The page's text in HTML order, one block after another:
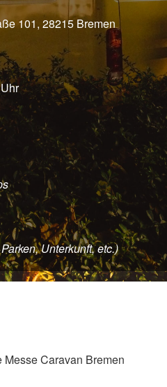
101, 28215 Bremen
Unterkunft, etc.)
Caravan Bremen